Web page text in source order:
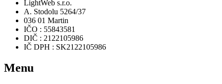
LightWeb s.r.o.
A. Stodolu 5264/37
036 01 Martin
IČO : 55843581
DIČ : 2122105986
IČ DPH : SK2122105986
Menu